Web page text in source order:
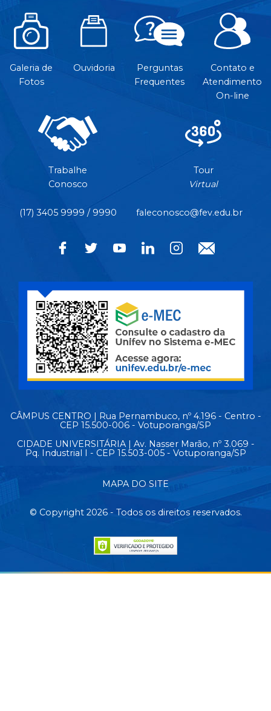
Galeria de
Fotos
Ouvidoria
Perguntas
Frequentes
Contato e
Atendimento
On-line
Trabalhe
Conosco
Tour
Virtual
(17) 3405 9999 / 9990 faleconosco@fev.edu.br
CÂMPUS CENTRO | Rua Pernambuco, nº 4.196 - Centro -
CEP 15.500-006 - Votuporanga/SP
CIDADE UNIVERSITÁRIA | Av. Nasser Marão, nº 3.069 -
Pq. Industrial I - CEP 15.503-005 - Votuporanga/SP
MAPA DO SITE
© Copyright 2026 - Todos os direitos reservados.